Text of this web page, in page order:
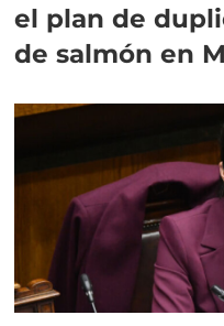
el plan de
de salmón en